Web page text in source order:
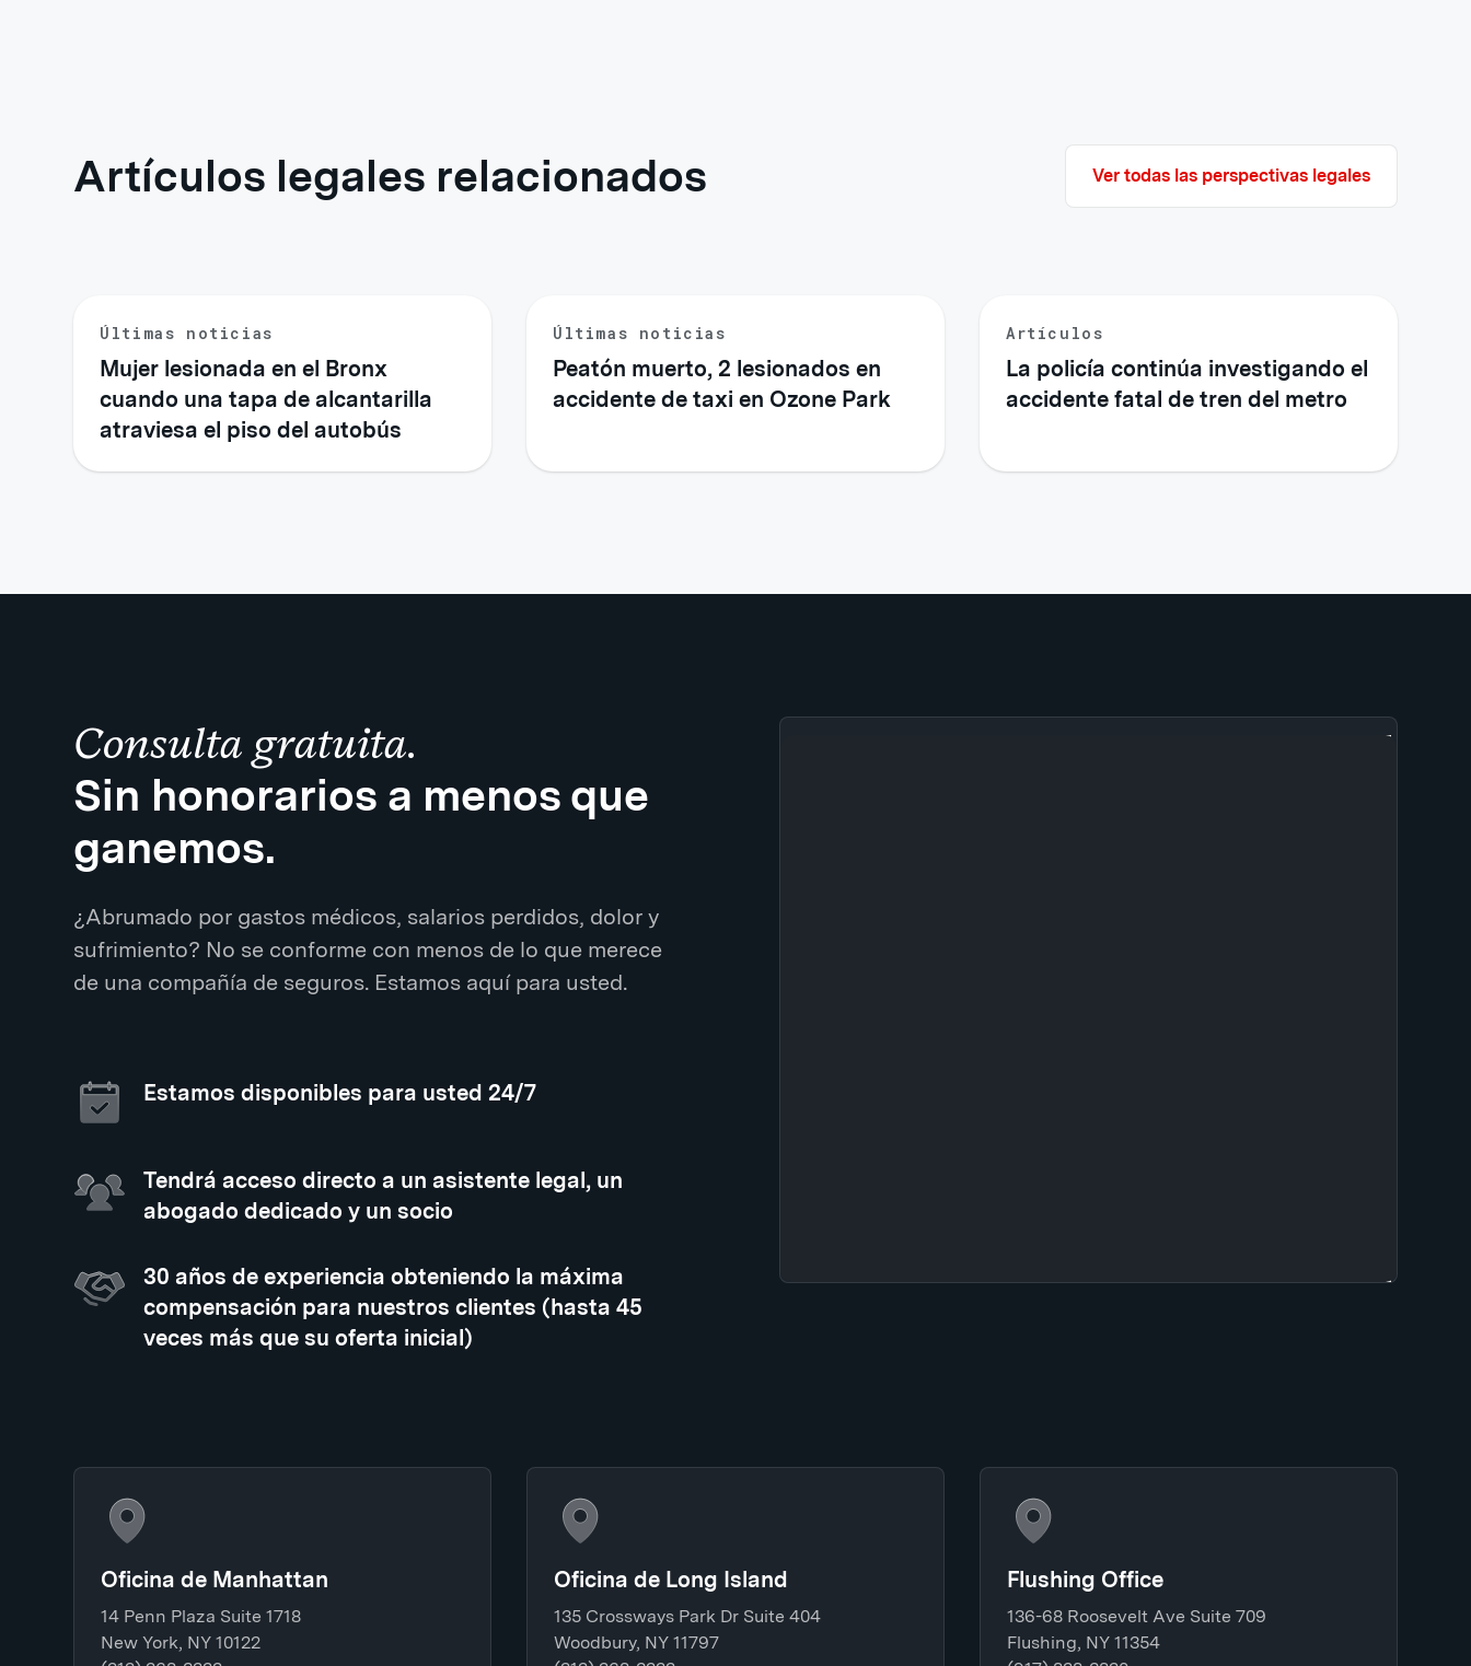
Artículos legales relacionados Ver todas las perspectivas legales
Últimas noticias
Mujer lesionada en el Bronx
cuando una tapa de alcantarilla
atraviesa el piso del autobús
Últimas noticias
Peatón muerto, 2 lesionados en
accidente de taxi en Ozone Park
Artículos
La policía continúa investigando el
accidente fatal de tren del metro
Consulta gratuita.
Sin honorarios a menos que
ganemos.
¿Abrumado por gastos médicos, salarios perdidos, dolor y
sufrimiento? No se conforme con menos de lo que merece
de una compañía de seguros. Estamos aquí para usted.
Estamos disponibles para usted 24/7
Tendrá acceso directo a un asistente legal, un
abogado dedicado y un socio
30 años de experiencia obteniendo la máxima
compensación para nuestros clientes (hasta 45
veces más que su oferta inicial)
Oficina de Manhattan
14 Penn Plaza Suite 1718
New York, NY 10122
Oficina de Long Island
135 Crossways Park Dr Suite 404
Woodbury, NY 11797
Flushing Office
136-68 Roosevelt Ave Suite 709
Flushing, NY 11354